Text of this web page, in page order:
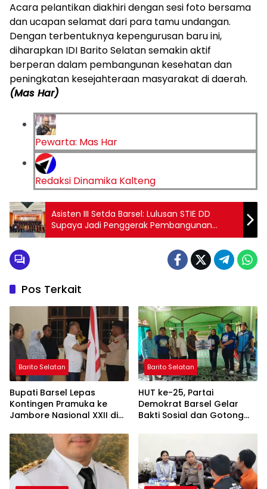
‎Acara pelantikan diakhiri dengan sesi foto bersama
dan ucapan selamat dari para tamu undangan.
Dengan terbentuknya kepengurusan baru ini,
diharapkan IDI Barito Selatan semakin aktif
berperan dalam pembangunan kesehatan dan
peningkatan kesejahteraan masyarakat di daerah.
(Mas Har)
Pewarta: Mas Har
Redaksi Dinamika Kalteng
Asisten III Setda Barsel: Lulusan STIE DD
Supaya Jadi Penggerak Pembangunan
Daerah
Pos Terkait
Barito Selatan
Bupati Barsel Lepas
Kontingen Pramuka ke
Jambore Nasional XXII di
Barito Selatan
HUT ke-25, Partai
Demokrat Barsel Gelar
Bakti Sosial dan Gotong
Ashfiya